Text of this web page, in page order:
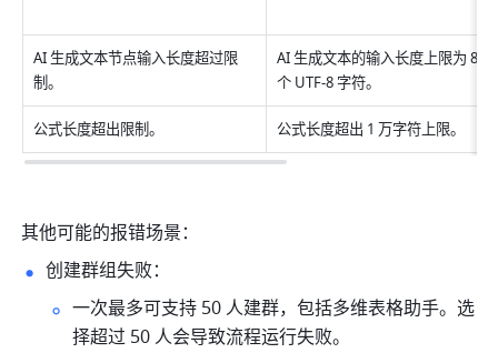
AI 生成文本节点输入长度超过限
制。
AI 生成文本的输入长度上限为
个 UTF-8 字符。
公式长度超出限制。 公式长度超出 1 万字符上限。
其他可能的报错场景：
创建群组失败：
一次最多可支持 50 人建群，包括多维表格助手。选
择超过 50 人会导致流程运行失败。